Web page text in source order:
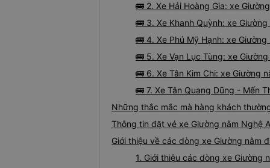
🚌 2. Xe Hải Hoàng Gia: xe
🚌 3. Xe Khanh Quỳnh: xe
🚌 4. Xe Phú Mỹ Hạnh: xe
🚌 5. Xe Vạn Lục Tùng: xe
🚌 6. Xe Tân Kim Chi: xe Giường
🚌 7. Xe Tân Quang Dũng - Mến
Những thắc mắc mà hàng khách
Thông tin đặt vé xe Giường nằm Nghệ
Giới thiệu về các dòng xe Giường nằm
1. Giới thiệu các dòng xe Giường